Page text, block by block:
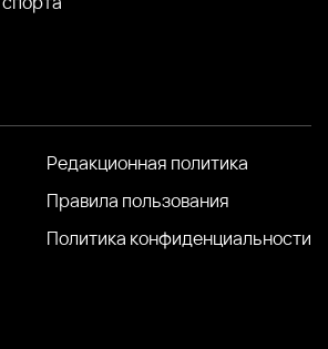
Редакционная политика
Правила пользования
Политика конфиденциальности